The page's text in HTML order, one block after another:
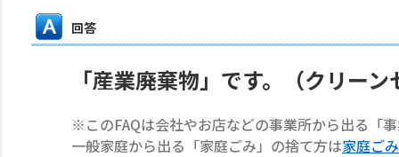
回答
「産業廃棄物」です。（クリー
※このFAQは会社やお店などの事業所から出る「
一般家庭から出る「家庭ごみ」の捨て方は家庭ご